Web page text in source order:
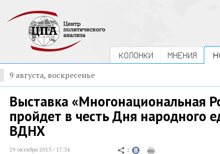
КОЛОНКИ МНЕНИЯ
9 августа, воскресенье
Выставка «Многонациональная
пройдет в честь Дня народного
ВДНХ
29 октября 2015 / 17:34